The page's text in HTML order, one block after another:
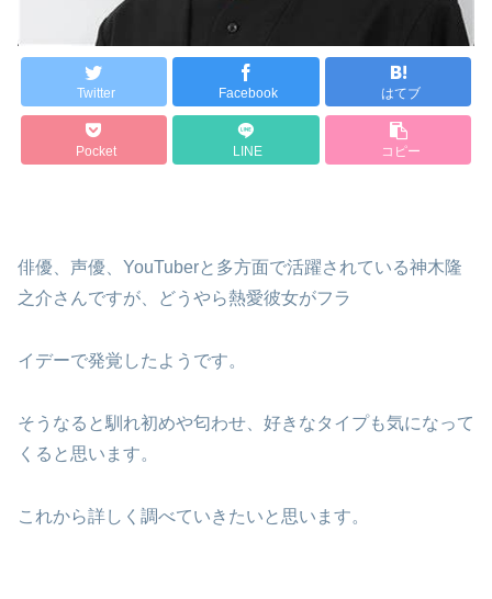
Twitter Facebook はてブ
Pocket LINE コピー
俳優、声優、YouTuberと多方面で活躍されている神木隆
之介さんですが、どうやら熱愛彼女がフラ
イデーで発覚したようです。
そうなると馴れ初めや匂わせ、好きなタイプも気になって
くると思います。
これから詳しく調べていきたいと思います。